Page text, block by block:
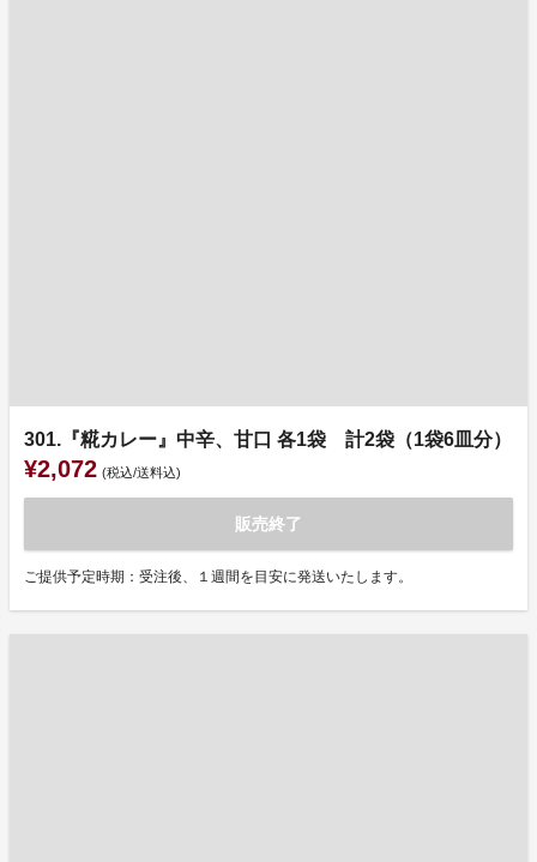
301.『糀カレー』中辛、甘口 各1袋 計2袋（1袋6皿分）
¥2,072 (税込/送料込)
販売終了
ご提供予定時期：受注後、１週間を目安に発送いたします。